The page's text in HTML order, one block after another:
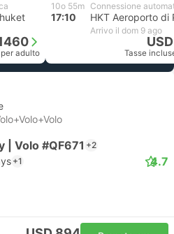
per adulto
10o 55m Connessione
17:10 HKT Aeroporto di
Arrivo il dom 9 ago
Tasse
| Volo #QF671 +2
+1 4.7